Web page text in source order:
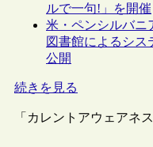
ルで一句!」を開催
米・ペンシルバニ
図書館によるシス
公開
続きを見る
「カレントアウェアネ